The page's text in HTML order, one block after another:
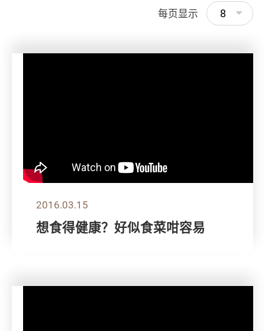
每页显示 8
2016.03.15
想食得健康？好似食菜咁容易